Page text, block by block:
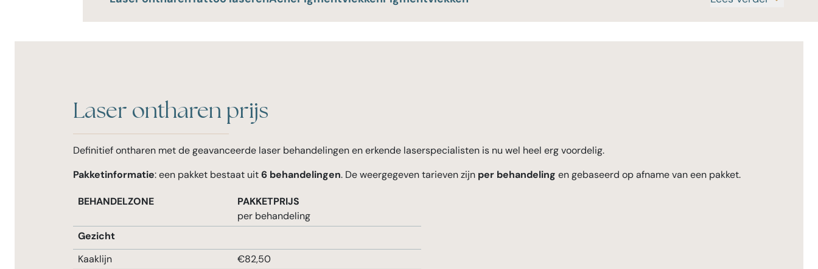
Laser ontharen prijs
Definitief ontharen met de geavanceerde laser behandelingen en erkende laserspecialisten is nu wel heel erg voordelig.
Pakketinformatie: een pakket bestaat uit6 behandelingen. De weergegeven tarieven zijn per behandeling en gebaseerd op afname van een pakket.
BEHANDELZONE
PAKKETPRIJS
per behandeling
Gezicht
Kaaklijn
€82,50